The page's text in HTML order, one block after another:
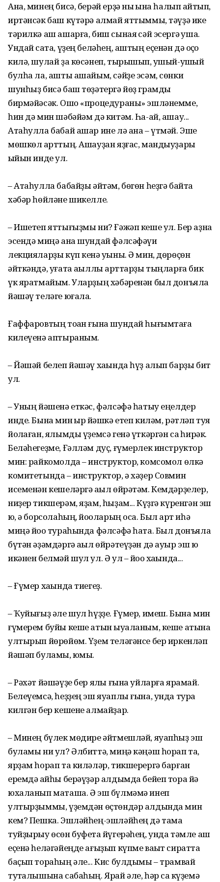
Ана, минең бисә, берәй ерҙә ныҡ ҡына һалып ҡайтып,
иртәнсәк баш күтәрә алмай яттыммы, тәүҙә ике
тәрилкә аш ашарға, биш сынаяҡ сәй эсергә ҡуша.
Ундай саҡта, үҙең беләһең, аштың еҫенән дә ҡоҫҡо
килә, шулай ҙа көсәнеп, тырышып, уҡшый-уҡшый
булһа ла, ашты ашайым, сәйҙе эсәм, сөнки
шунһыҙ бисә баш төҙәтергә йөҙ грамды
бирмәйәсәк. Ошо «процедураны» эшләнемме,
һин дә мин шәбәйәм дә китәм. Һа-ай, ашау...
Атаһулла бабай ашар ине лә ана – үтмәй. Эше
мөшкөл ҡарттың. Ашауҙан яҙғас, мандыуҙары
ҡыйын инде ул.
– Атаһулла бабайҙы әйтәм, бөгөн һеҙгә байтаҡ
хәбәр һөйләне шикелле.
– Ишетеп яттығыҙмы ни? Ғәжәп кеше ул. Бер аҙна
эсендә миңә ана шундай фәлсәфәүи
лекцияларҙы күп кенә уҡыны. Ә мин, дөрөҫөн
әйткәндә, уғата аҡыллы ҡарттарҙы тыңларға бик
үк яратмайым. Уларҙың хәбәренән был донъяла
йәшәү теләге юғала.
Ғаффаровтың тоҡан ғына шундай һығымтаға
килеүенә аптыраным.
– Йәшәй белеп йәшәү хаҡында һүҙ алып барҙы бит
ул.
– Уның йәшенә еткәс, фәлсәфә һатыу еңелдер
инде. Бына мин ҡырҡ йәшкә етеп киләм, рәтләп туя
йоҡлаған, ялымды үҙемсә генә үткәргән саҡ һирәк.
Беләһегеҙме, Ғәлләм дуҫ, ғүмерлек инструктор
мин: райкомолда – инструктор, комсомол өлкә
комитетында – инструктор, ә хәҙер Совмин
исеменән кешеләргә аҡыл өйрәтәм. Кемдәрҙелер,
ниҙер тикшерәм, яҙам, һыҙам... Күҙгә күренгән эш
юҡ, ә борсолаһың, йоҡоларың оса. Был ҡарт иһә
миңә йоҡо тураһында фәлсәфә һата. Был донъяла
бүтән әҙәмдәргә аҡыл өйрәтеүҙән дә ауыр эш юҡ
икәнен белмәй шул ул. Ә ул – йоҡо хаҡында...
– Ғүмер хаҡында тиегеҙ.
– Ҡуйығыҙ әле шул һүҙҙе. Ғүмер, имеш. Бына мин
ғүмерем буйы кеше атын ҡыуаланым, кеше атына
ултырып йөрөйөм. Үҙем теләгәнсе бер иркенләп
йәшәп буламы, юҡмы.
– Рәхәт йәшәүҙе бер яҡлы ғына уйларға ярамай.
Белеүемсә, һеҙҙең эш яуаплы ғына, унда тура
килгән бер кешене алмайҙар.
– Минең бүлек мөдире әйтмешләй, яуапһыҙ эш
буламы ни ул? Әлбиттә, миңә кәңәш һорап та,
ярҙам һорап та киләләр, тикшерергә барған
еремдә ҡайһы берәүҙәр алдымда бейеп тора йә
юхаланып маташа. Ә эш бүлмәмә инеп
ултырҙыммы, үҙемдән өҫтөндәр алдында мин
кем? Пешка. Эшләйһең-эшләйһең дә тамаҡ
туйҙырыу өсөн буфетҡа йүгерәһең, унда тәмле аш
еҫенә һеләгәйеңде ағыҙып күпме ваҡыт сиратта
баҫып тораһың әле... Кис булдымы – трамвай
туҡталышына сабаһың. Ярай әле, һәр саҡ күҙемә